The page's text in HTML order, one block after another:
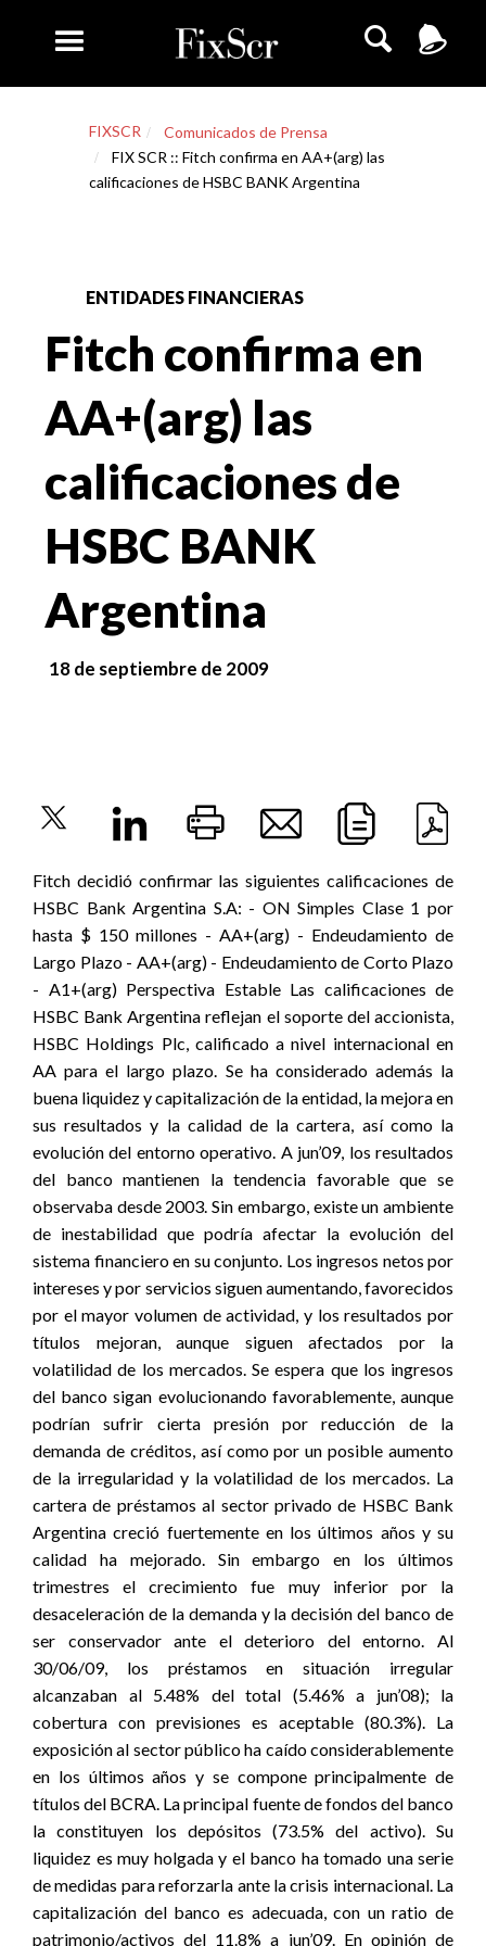
FIXSCR
Comunicados de Prensa
FIX SCR :: Fitch confirma en AA+(arg) las
calificaciones de HSBC BANK Argentina
ENTIDADES FINANCIERAS
Fitch confirma en
AA+(arg) las
calificaciones de
HSBC BANK
Argentina
18 de septiembre de 2009
Fitch decidió confirmar las siguientes calificaciones de
HSBC Bank Argentina S.A: - ON Simples Clase 1 por
hasta $ 150 millones - AA+(arg) - Endeudamiento de
Largo Plazo - AA+(arg) - Endeudamiento de Corto Plazo
- A1+(arg) Perspectiva Estable Las calificaciones de
HSBC Bank Argentina reflejan el soporte del accionista,
HSBC Holdings Plc, calificado a nivel internacional en
AA para el largo plazo. Se ha considerado además la
buena liquidez y capitalización de la entidad, la mejora en
sus resultados y la calidad de la cartera, así como la
evolución del entorno operativo. A jun’09, los resultados
del banco mantienen la tendencia favorable que se
observaba desde 2003. Sin embargo, existe un ambiente
de inestabilidad que podría afectar la evolución del
sistema financiero en su conjunto. Los ingresos netos por
intereses y por servicios siguen aumentando, favorecidos
por el mayor volumen de actividad, y los resultados por
títulos mejoran, aunque siguen afectados por la
volatilidad de los mercados. Se espera que los ingresos
del banco sigan evolucionando favorablemente, aunque
podrían sufrir cierta presión por reducción de la
demanda de créditos, así como por un posible aumento
de la irregularidad y la volatilidad de los mercados. La
cartera de préstamos al sector privado de HSBC Bank
Argentina creció fuertemente en los últimos años y su
calidad ha mejorado. Sin embargo en los últimos
trimestres el crecimiento fue muy inferior por la
desaceleración de la demanda y la decisión del banco de
ser conservador ante el deterioro del entorno. Al
30/06/09, los préstamos en situación irregular
alcanzaban al 5.48% del total (5.46% a jun’08); la
cobertura con previsiones es aceptable (80.3%). La
exposición al sector público ha caído considerablemente
en los últimos años y se compone principalmente de
títulos del BCRA. La principal fuente de fondos del banco
la constituyen los depósitos (73.5% del activo). Su
liquidez es muy holgada y el banco ha tomado una serie
de medidas para reforzarla ante la crisis internacional. La
capitalización del banco es adecuada, con un ratio de
patrimonio/activos del 11.8% a jun’09. En opinión de